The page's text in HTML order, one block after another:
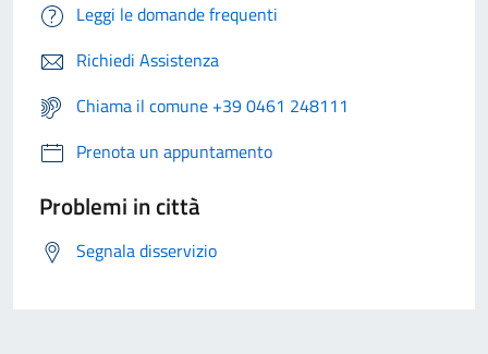
Leggi le domande frequenti
Richiedi Assistenza
Chiama il comune +39 0461 248111
Prenota un appuntamento
Problemi in città
Segnala disservizio